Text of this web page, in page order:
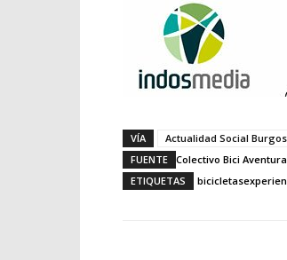
VÍA
Actualidad Social Burgos
FUENTE Colectivo Bici Aventura
ETIQUETAS
bicicletas